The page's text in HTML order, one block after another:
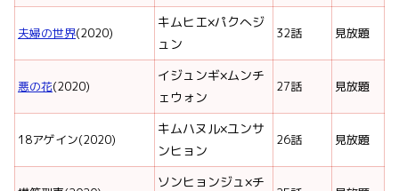
夫婦の世界(2020)
キムヒエ×パクへジ
ュン
32話 見放題
悪の花(2020)
イジュンギ×ムンチ
ェウォン
27話 見放題
18アゲイン(2020)
キムハヌル×ユンサ
ンヒョン
26話 見放題
ソンヒョンジュ×チ